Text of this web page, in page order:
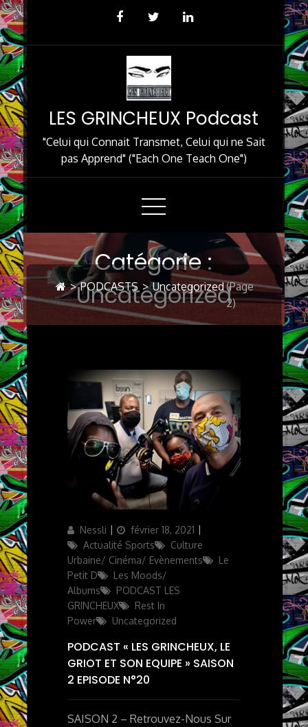
Skip
to
Content
LES GRINCHEUX Podcast
"Celui qui Connait Transmet, Celui qui ne Sait
pas Apprend" ("Each One Teach One")
Catégorie :
Uncategorized
> PODCASTS > Uncategorized(Page
2)
Author
Nessli
Updated
on
février 18, 2021
Actualité Sports
Culture
Urbaine/ Cinéma/ Evènements
Le
Petit D
Les Moods/
Albums
PODCAST LES
GRINCHEUX
Rest In
Power
Uncategorized
PODCAST « LES GRINCHEUX, LE
GRIOT ET SON EQUIPE » SAISON
2 EPISODE N°20
SAISON 2 – Retrouvez-Nous Sur